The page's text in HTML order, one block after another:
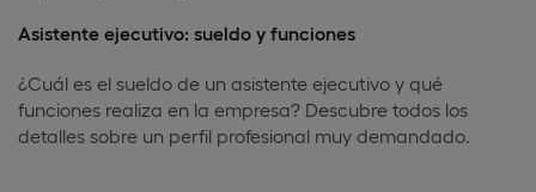
Asistente ejecutivo: sueldo y funciones
¿Cuál es el sueldo de un asistente ejecutivo y qué
funciones realiza en la empresa? Descubre todos los
detalles sobre un perfil profesional muy demandado.